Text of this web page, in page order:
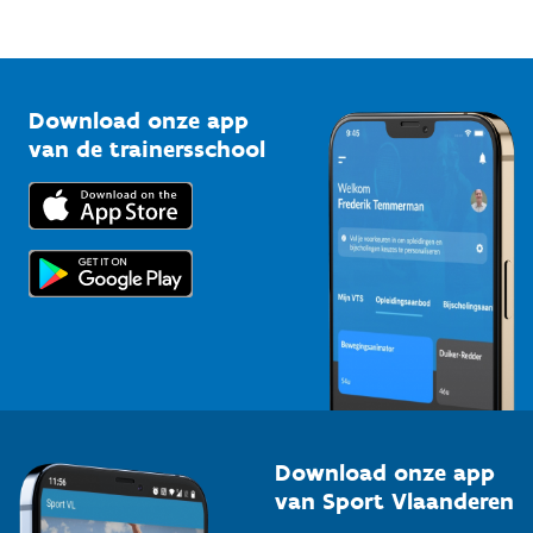
Bedrijven
Trainers en begeleiders
Topsporters
Vlaamse Trainersschool
Kennisplatform
Downloads
Voor de pers
Download onze app
van de trainersschool
Download onze app
van Sport Vlaanderen